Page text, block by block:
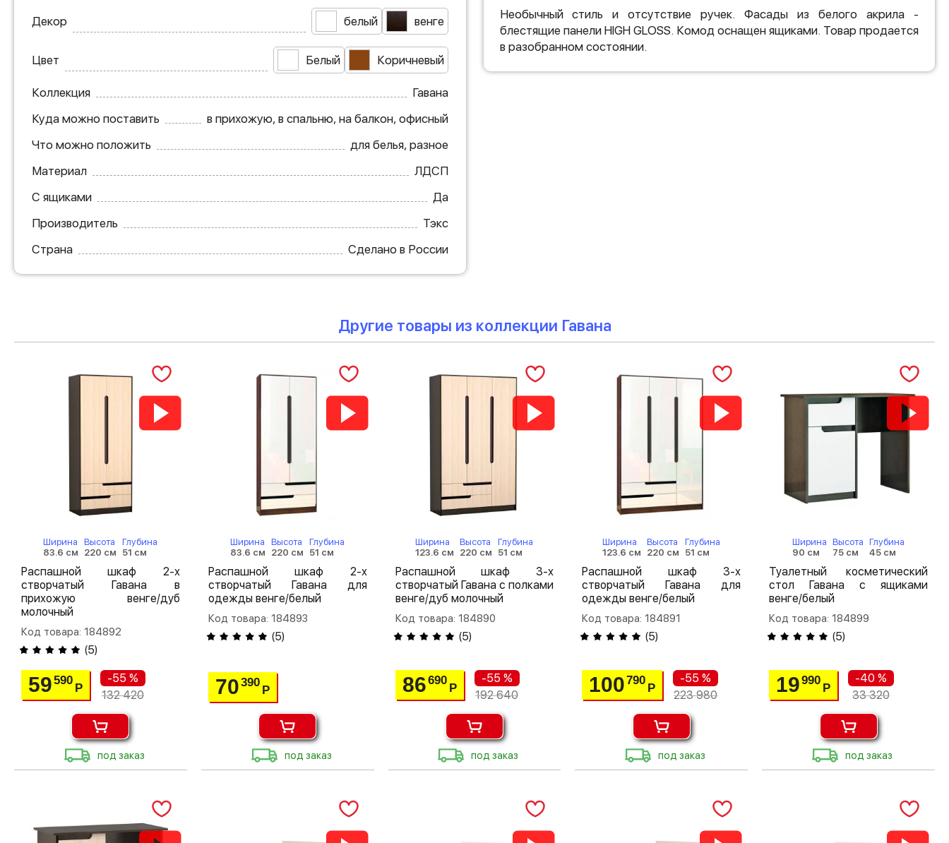
Декор белый венге
Цвет Белый Коричневый
Коллекция
Гавана
Куда можно поставить
в прихожую, в спальню, на балкон, офисный
Что можно положить
для белья, разное
Материал
ЛДСП
С ящиками
Да
Производитель
Тэкс
Страна
Сделано в России
Необычный стиль и отсутствие ручек. Фасады из белого акрила -
блестящие панели HIGH GLOSS. Комод оснащен ящиками. Товар продается
в разобранном состоянии.
Другие товары из коллекции Гавана
Ширина
83.6 см
Высота
220 см
Глубина
51 см
Распашной шкаф 2-х
створчатый Гавана в
прихожую венге/дуб
молочный
Код товара: 184892
(5)
59590
Р
-55 %
132 420
под заказ
Ширина
83.6 см
Высота
220 см
Глубина
51 см
Распашной шкаф 2-х
створчатый Гавана для
одежды венге/белый
Код товара: 184893
(5)
70390
Р
под заказ
Ширина
123.6 см
Высота
220 см
Глубина
51 см
Распашной шкаф 3-х
створчатый Гавана с полками
венге/дуб молочный
Код товара: 184890
(5)
86690
Р
-55 %
192 640
под заказ
Ширина
123.6 см
Высота
220 см
Глубина
51 см
Распашной шкаф 3-х
створчатый Гавана для
одежды венге/белый
Код товара: 184891
(5)
100790
Р
-55 %
223 980
под заказ
Ширина
90 см
Высота
75 см
Глубина
45 см
Туалетный косметический
стол Гавана с ящиками
венге/белый
Код товара: 184899
(5)
19990
Р
-40 %
33 320
под заказ